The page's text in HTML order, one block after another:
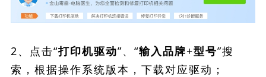
2、点击“打印机驱动”、“输入品牌+型号”搜
索，根据操作系统版本，下载对应驱动；